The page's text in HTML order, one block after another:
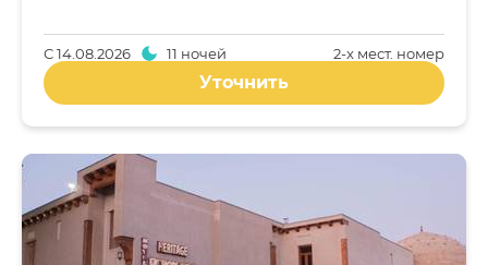
2-x мест. номер
С14.08.2026 11 ночей
Уточнить